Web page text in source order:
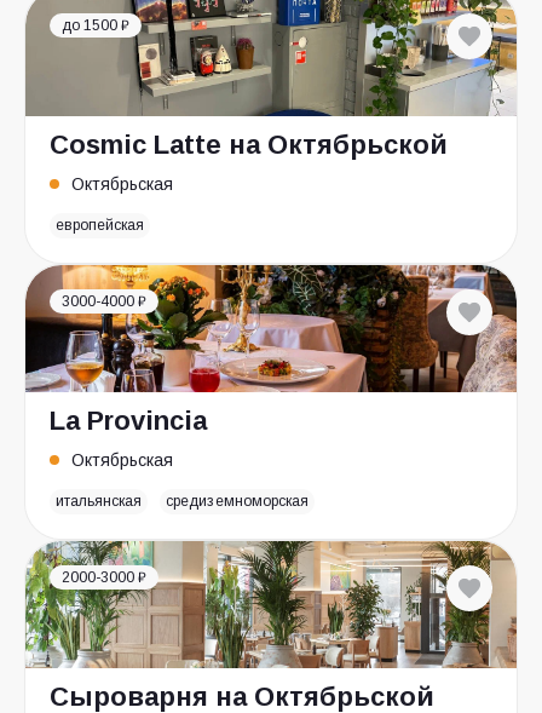
до 1500 ₽
Cosmic Latte на Октябрьской
Октябрьская
европейская
3000-4000 ₽
La Provincia
Октябрьская
итальянская средиземноморская
2000-3000 ₽
Cыроварня на Октябрьской